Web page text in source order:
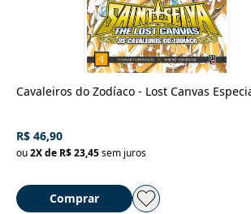
Cavaleiros do Zodíaco - Lost Canvas
R$ 46,90
ou2X de R$ 23,45sem juros
Comprar